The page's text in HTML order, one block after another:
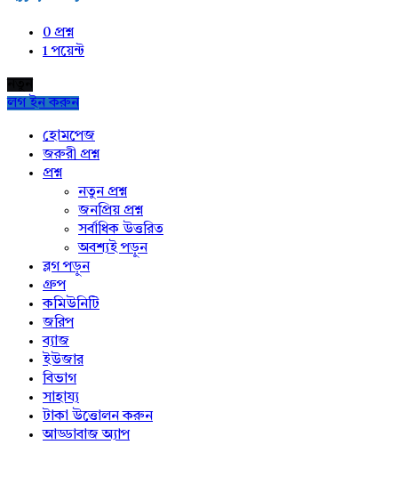
0 প্রশ্ন
1পয়েন্ট
লগ ইন করুন
Exploreহোমপেজ
জরুরী প্রশ্ন
প্রশ্ন
নতুন প্রশ্ন
জনপ্রিয় প্রশ্ন
সর্বাধিক উত্তরিত
অবশ্যই পড়ুন
ব্লগ পড়ুন
গ্রুপ
কমিউনিটি
জরিপ
ব্যাজ
ইউজার
বিভাগ
সাহায্য
টাকা উত্তোলন করুন
আড্ডাবাজ অ্যাপ